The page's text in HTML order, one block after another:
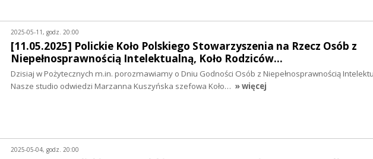
2025-05-11, godz. 20:00
[11.05.2025] Polickie Koło Polskiego Stowarzyszenia na Rzecz Osób z
Niepełnosprawnością Intelektualną, Koło Rodziców…
Dzisiaj w Pożytecznych m.in. porozmawiamy o Dniu Godności Osób z Niepełnosprawnością
Nasze studio odwiedzi Marzanna Kuszyńska szefowa Koło… » więcej
2025-05-04, godz. 20:00